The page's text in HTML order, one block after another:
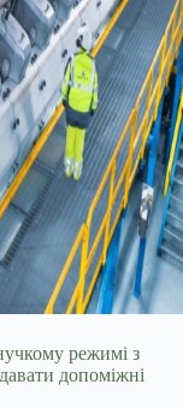
режимі з
допоміжні